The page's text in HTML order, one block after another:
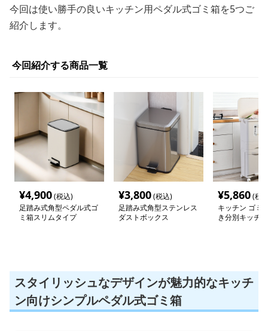
今回は使い勝手の良いキッチン用ペダル式ゴミ箱を5つご
紹介します。
今回紹介する商品一覧
¥4,900(税込)
足踏み式角型ペダル式ゴ
ミ箱スリムタイプ
¥3,800(税込)
足踏み式角型ステンレス
ダストボックス
¥5,860(税
キッチン ゴミ
き分別キッチ
スタイリッシュなデザインが魅力的なキッチ
ン向けシンプルペダル式ゴミ箱